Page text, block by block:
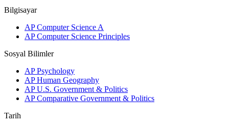
Bilgisayar
AP Computer Science A
AP Computer Science Principles
Sosyal Bilimler
AP Psychology
AP Human Geography
AP U.S. Government & Politics
AP Comparative Government & Politics
Tarih